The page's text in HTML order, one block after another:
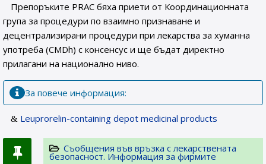
Препоръките PRAC бяха приети от Координационната
група за процедури по взаимно признаване и
децентрализирани процедури при лекарства за хуманна
употреба (CMDh) с консенсус и ще бъдат директно
прилагани на национално ниво.
За повече информация:
Leuprorelin-containing depot medicinal products
Съобщения във връзка с лекарствената
безопасност. Информация за фирмите